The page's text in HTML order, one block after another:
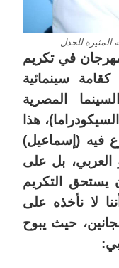
المثيرة للجدل
في تكريم
سينمائية
المصرية
هذا
فيه (إسماعيل)
بل على
يستحق التكريم
لا نأخذه على
حيث يبوح